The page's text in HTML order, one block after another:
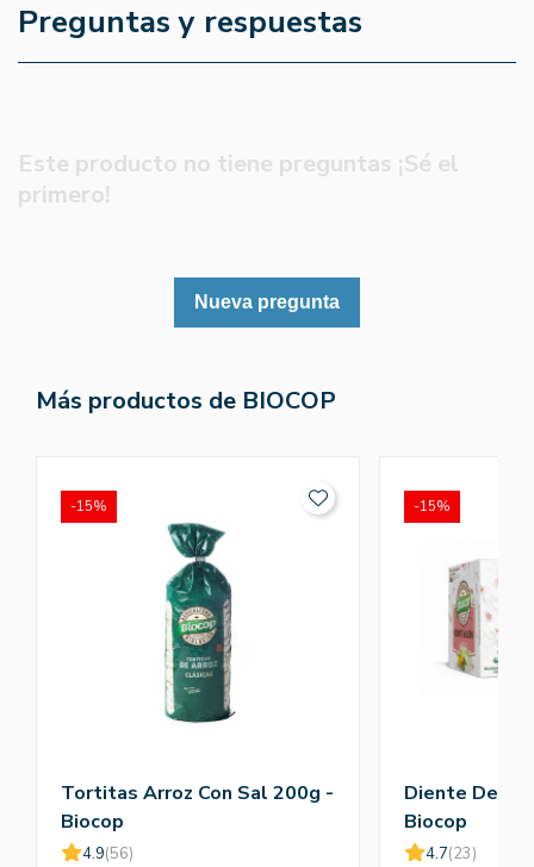
Preguntas y respuestas
Este producto no tiene preguntas ¡Sé el
primero!
Nueva pregunta
Más productos de BIOCOP
Tortitas Arroz Con Sal 200g -
Biocop
4.9(56)
-15%
Diente De
Biocop
4.7(23)
-15%